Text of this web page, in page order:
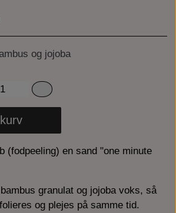
og jojoba
(fodpeeling) en sand "one minute
granulat og jojoba voks, så
og plejes på samme tid.